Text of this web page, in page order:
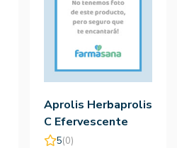
Aprolis Herbaprolis
C Efervescente
20Comp - Intersa
5(0)